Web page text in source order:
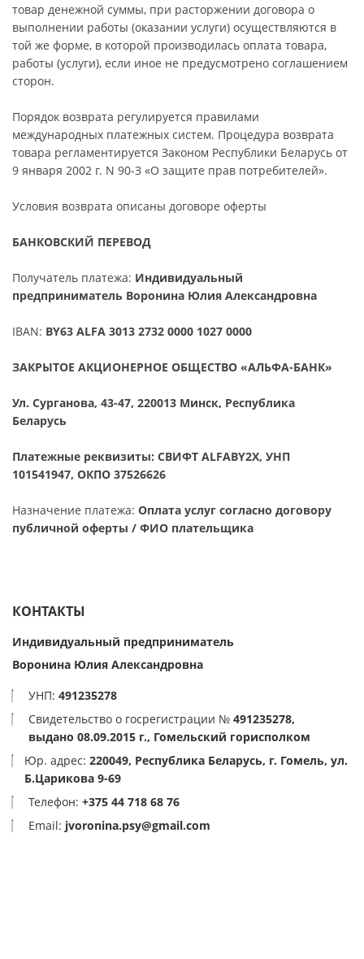
товар денежной суммы, при расторжении договора о
выполнении работы (оказании услуги) осуществляются в
той же форме, в которой производилась оплата товара,
работы (услуги), если иное не предусмотрено соглашением
сторон.
Порядок возврата регулируется правилами
международных платежных систем. Процедура возврата
товара регламентируется Законом Республики Беларусь от
9 января 2002 г. N 90-З «О защите прав потребителей».
Условия возврата описаны договоре оферты
БАНКОВСКИЙ ПЕРЕВОД
Получатель платежа: Индивидуальный
предприниматель Воронина Юлия Александровна
IBAN: BY63 ALFA 3013 2732 0000 1027 0000
ЗАКРЫТОЕ АКЦИОНЕРНОЕ ОБЩЕСТВО «АЛЬФА-БАНК»
Ул. Сурганова, 43-47, 220013 Минск, Республика
Беларусь
Платежные реквизиты: СВИФТ ALFABY2X, УНП
101541947, ОКПО 37526626
Назначение платежа: Оплата услуг согласно договору
публичной оферты / ФИО плательщика
КОНТАКТЫ
Индивидуальный предприниматель
Воронина Юлия Александровна
УНП: 491235278
Свидетельство о госрегистрации № 491235278,
выдано 08.09.2015 г., Гомельский горисполком
Юр. адрес:220049, Республика Беларусь, г. Гомель, ул.
Б.Царикова 9-69
Телефон: +375 44 718 68 76
Email: jvoronina.psy@gmail.com